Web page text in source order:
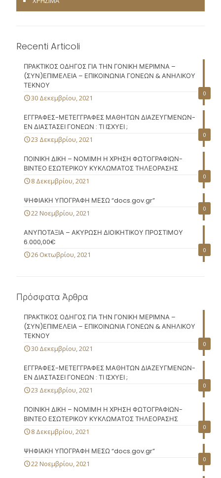
Recenti Articoli
0
ΠΡΑΚΤΙΚΟΣ ΟΔΗΓΟΣ ΓΙΑ ΤΗΝ ΓΟΝΙΚΗ ΜΕΡΙΜΝΑ –
(ΣΥΝ)ΕΠΙΜΕΛΕΙΑ – ΕΠΙΚΟΙΝΩΝΙΑ ΓΟΝΕΩΝ & ΑΝΗΛΙΚΟΥ
ΤΕΚΝΟΥ
30 Δεκεμβρίου, 2021
0
ΕΓΓΡΑΦΕΣ-ΜΕΤΕΓΓΡΑΦΕΣ ΜΑΘΗΤΩΝ ΔΙΑΖΕΥΓΜΕΝΩΝ-
ΕΝ ΔΙΑΣΤΑΣΕΙ ΓΟΝΕΩΝ : ΤΙ ΙΣΧΥΕΙ ;
23 Δεκεμβρίου, 2021
0
ΠΟΙΝΙΚΗ ΔΙΚΗ – ΝΟΜΙΜΗ Η ΧΡΗΣΗ ΦΩΤΟΓΡΑΦΙΩΝ-
ΒΙΝΤΕΟ ΕΣΩΤΕΡΙΚΟΥ ΚΥΚΛΩΜΑΤΟΣ ΤΗΛΕΟΡΑΣΗΣ
8 Δεκεμβρίου, 2021
0
ΨΗΦΙΑΚΗ ΥΠΟΓΡΑΦΗ ΜΕΣΩ “docs.gov.gr”
22 Νοεμβρίου, 2021
0
ΑΝΥΠΟΤΑΞΙΑ – ΑΚΥΡΩΣΗ ΔΙΟΙΚΗΤΙΚΟΥ ΠΡΟΣΤΙΜΟΥ
6.000,00€
26 Οκτωβρίου, 2021
Πρόσφατα Άρθρα
0
ΠΡΑΚΤΙΚΟΣ ΟΔΗΓΟΣ ΓΙΑ ΤΗΝ ΓΟΝΙΚΗ ΜΕΡΙΜΝΑ –
(ΣΥΝ)ΕΠΙΜΕΛΕΙΑ – ΕΠΙΚΟΙΝΩΝΙΑ ΓΟΝΕΩΝ & ΑΝΗΛΙΚΟΥ
ΤΕΚΝΟΥ
30 Δεκεμβρίου, 2021
0
ΕΓΓΡΑΦΕΣ-ΜΕΤΕΓΓΡΑΦΕΣ ΜΑΘΗΤΩΝ ΔΙΑΖΕΥΓΜΕΝΩΝ-
ΕΝ ΔΙΑΣΤΑΣΕΙ ΓΟΝΕΩΝ : ΤΙ ΙΣΧΥΕΙ ;
23 Δεκεμβρίου, 2021
0
ΠΟΙΝΙΚΗ ΔΙΚΗ – ΝΟΜΙΜΗ Η ΧΡΗΣΗ ΦΩΤΟΓΡΑΦΙΩΝ-
ΒΙΝΤΕΟ ΕΣΩΤΕΡΙΚΟΥ ΚΥΚΛΩΜΑΤΟΣ ΤΗΛΕΟΡΑΣΗΣ
8 Δεκεμβρίου, 2021
0
ΨΗΦΙΑΚΗ ΥΠΟΓΡΑΦΗ ΜΕΣΩ “docs.gov.gr”
22 Νοεμβρίου, 2021